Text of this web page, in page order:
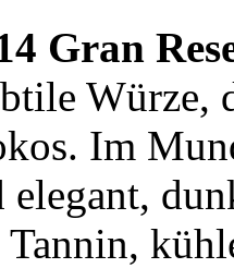
Gran
Würze,
Im